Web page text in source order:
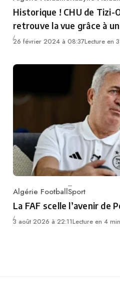
Category
Historique ! CHU de Tizi-
retrouve la vue grâce à
26 février 2024 à 08:37Lecture en
Category
Algérie FootballSport
La FAF scelle l’avenir de
3 août 2026 à 22:11Lecture en 4 min